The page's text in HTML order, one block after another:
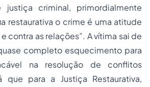
criminal, primordialmente
restaurativa o crime é uma atitude
contra as relações”. A vítima sai de
completo esquecimento para
na resolução de conflitos
que para a Justiça Restaurativa,